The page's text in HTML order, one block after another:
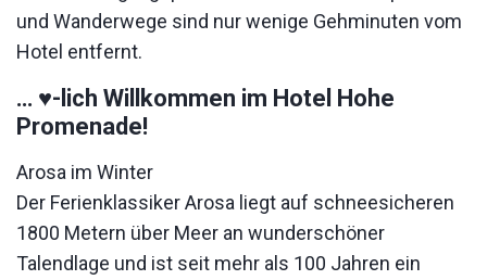
und Wanderwege sind nur wenige Gehminuten vom
Hotel entfernt.
… ♥-lich Willkommen im Hotel Hohe
Promenade!
Arosa im Winter
Der Ferienklassiker Arosa liegt auf schneesicheren
1800 Metern über Meer an wunderschöner
Talendlage und ist seit mehr als 100 Jahren ein